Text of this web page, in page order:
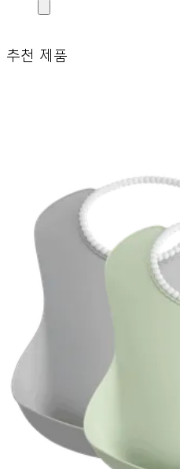
니
추천 제품